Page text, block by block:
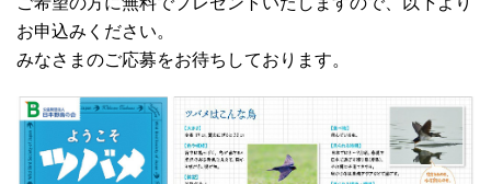
お申込みください。
みなさまのご応募をお待ちしております。